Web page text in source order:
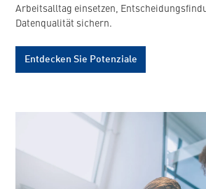
Arbeitsalltag einsetzen,
Datenqualität sichern.
Entdecken Sie Potenziale